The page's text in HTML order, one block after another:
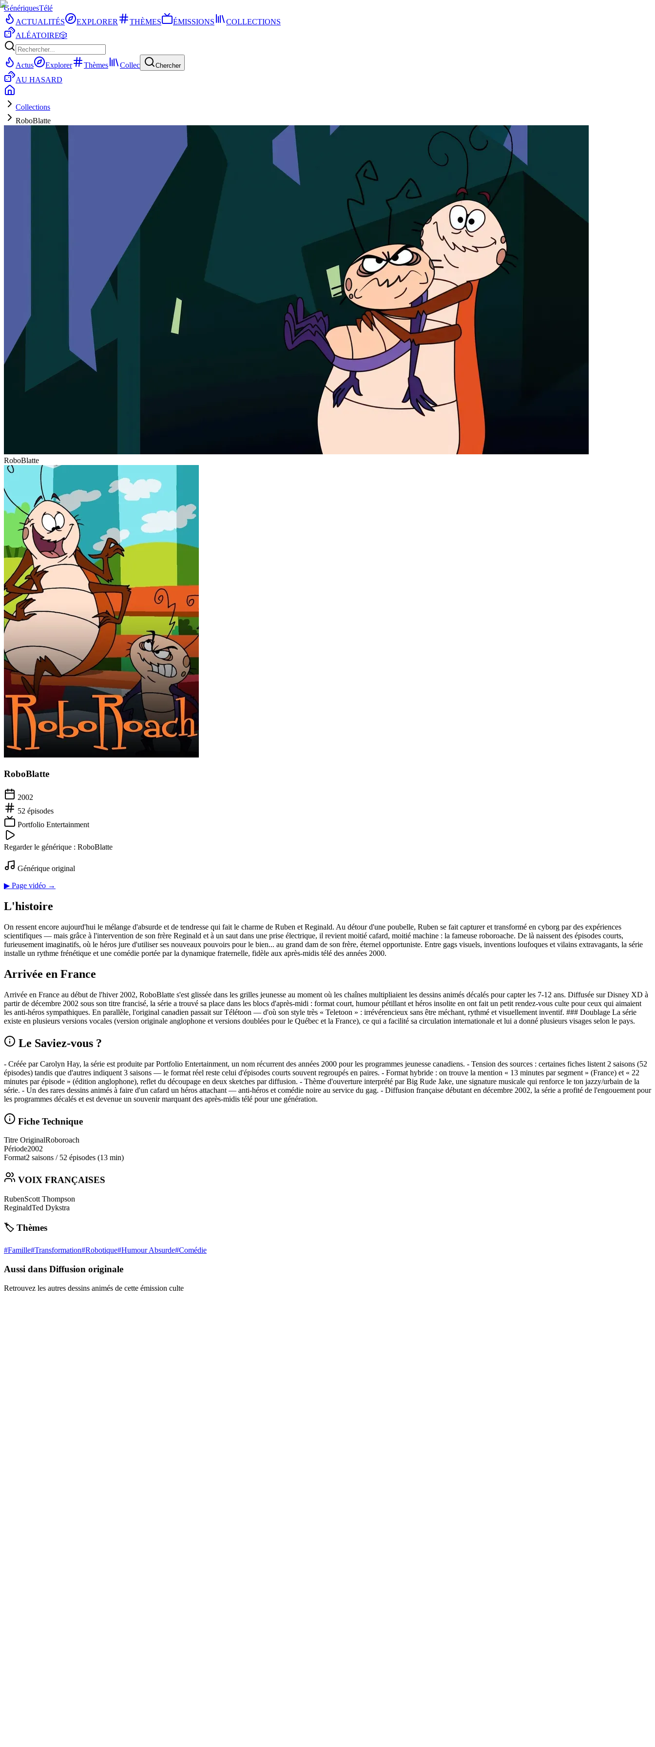
GénériquesTélé
ACTUALITÉS
EXPLORER THÈMES ÉMISSIONS
COLLECTIONS
ALÉATOIRE🎲
Actus Explorer Thèmes Collec Chercher
AU HASARD
Collections
RoboBlatte
RoboBlatte
RoboBlatte
2002
52 épisodes
Portfolio Entertainment
Regarder le générique : RoboBlatte
Générique original
▶ Page vidéo →
L'histoire
On ressent encore aujourd'hui le mélange d'absurde et de tendresse qui fait le charme de Ruben et Reginald. Au détour d'une poubelle, Ruben se fait capturer et transformé en cyborg par des expériences
scientifiques — mais grâce à l'intervention de son frère Reginald et à un saut dans une prise électrique, il revient moitié cafard, moitié machine : la fameuse roboroache. De là naissent des épisodes courts,
furieusement imaginatifs, où le héros jure d'utiliser ses nouveaux pouvoirs pour le bien... au grand dam de son frère, éternel opportuniste. Entre gags visuels, inventions loufoques et vilains extravagants, la série
installe un rythme frénétique et une comédie portée par la dynamique fraternelle, fidèle aux après-midis télé des années 2000.
Arrivée en France
Arrivée en France au début de l'hiver 2002, RoboBlatte s'est glissée dans les grilles jeunesse au moment où les chaînes multipliaient les dessins animés décalés pour capter les 7-12 ans. Diffusée sur Disney XD à
partir de décembre 2002 sous son titre francisé, la série a trouvé sa place dans les blocs d'après-midi : format court, humour pétillant et héros insolite en ont fait un petit rendez-vous culte pour ceux qui aimaient
les anti-héros sympathiques. En parallèle, l'original canadien passait sur Télétoon — d'où son style très « Teletoon » : irrévérencieux sans être méchant, rythmé et visuellement inventif. ### Doublage La série
existe en plusieurs versions vocales (version originale anglophone et versions doublées pour le Québec et la France), ce qui a facilité sa circulation internationale et lui a donné plusieurs visages selon le pays.
Le Saviez-vous ?
- Créée par Carolyn Hay, la série est produite par Portfolio Entertainment, un nom récurrent des années 2000 pour les programmes jeunesse canadiens. - Tension des sources : certaines fiches listent 2 saisons (52
épisodes) tandis que d'autres indiquent 3 saisons — le format réel reste celui d'épisodes courts souvent regroupés en paires. - Format hybride : on trouve la mention « 13 minutes par segment » (France) et « 22
minutes par épisode » (édition anglophone), reflet du découpage en deux sketches par diffusion. - Thème d'ouverture interprété par Big Rude Jake, une signature musicale qui renforce le ton jazzy/urbain de la
série. - Un des rares dessins animés à faire d'un cafard un héros attachant — anti-héros et comédie noire au service du gag. - Diffusion française débutant en décembre 2002, la série a profité de l'engouement pour
les programmes décalés et est devenue un souvenir marquant des après-midis télé pour une génération.
Fiche Technique
Titre OriginalRoboroach
Période2002
Format2 saisons / 52 épisodes (13 min)
VOIX FRANÇAISES
RubenScott Thompson
ReginaldTed Dykstra
🏷️ Thèmes
#Famille#Transformation#Robotique#Humour Absurde#Comédie
Aussi dans Diffusion originale
Retrouvez les autres dessins animés de cette émission culte